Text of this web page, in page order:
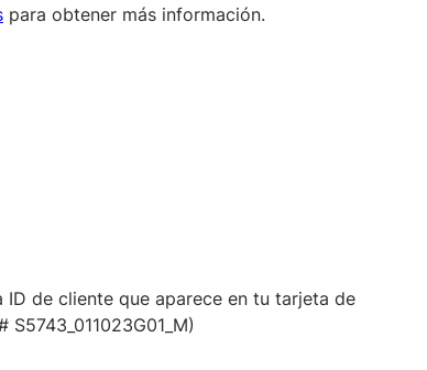
para obtener más información.
ID de cliente que aparece en tu tarjeta de